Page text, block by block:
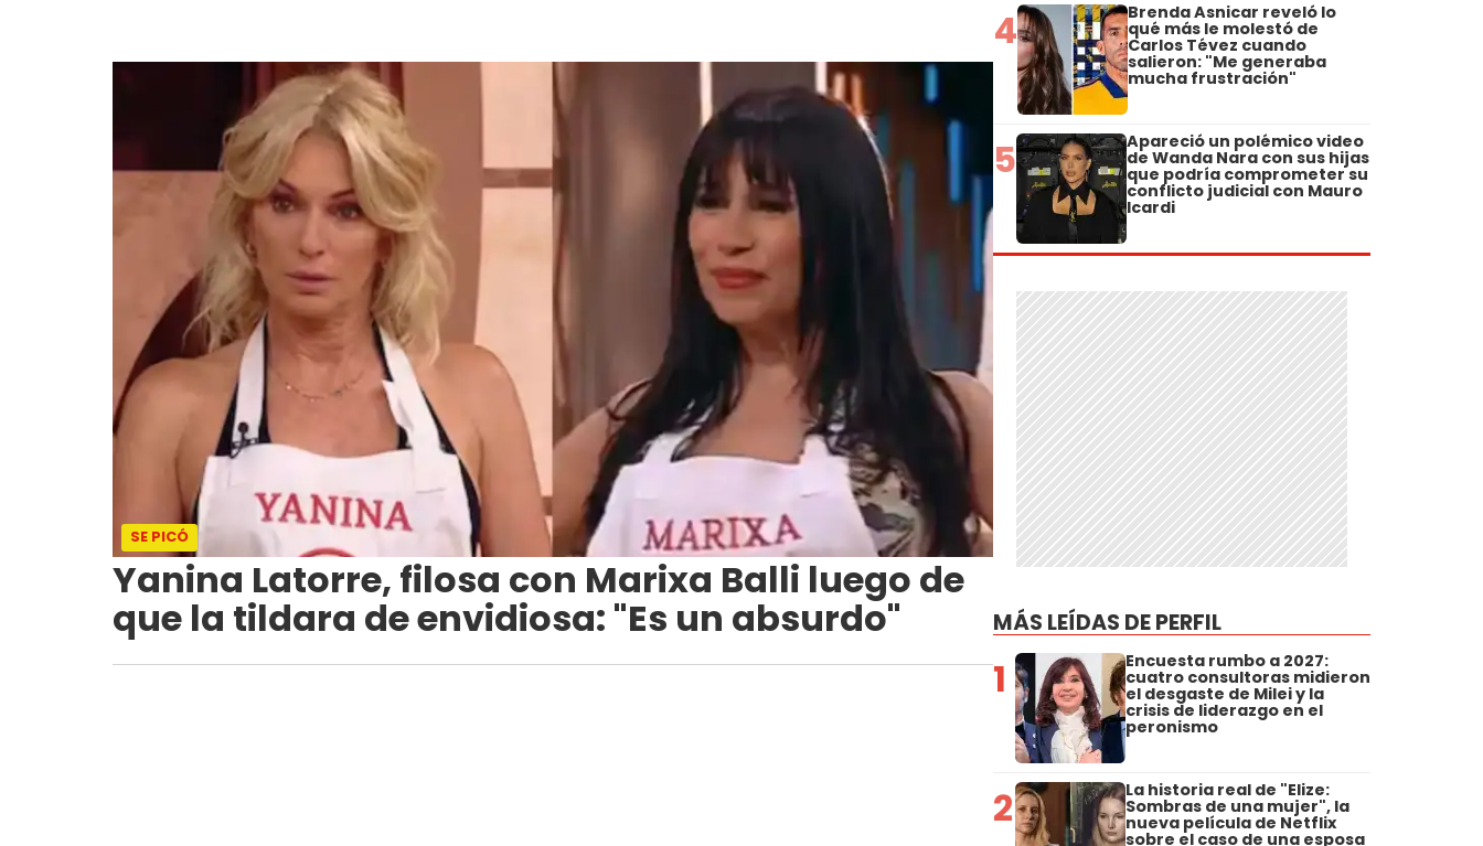
SE PICÓ
Yanina Latorre, filosa con Marixa Balli luego de
que la tildara de envidiosa: "Es un absurdo"
4 Brenda Asnicar reveló lo
qué más le molestó de
Carlos Tévez cuando
salieron: "Me generaba
mucha frustración"
5 Apareció un polémico video
de Wanda Nara con sus hijas
que podría comprometer su
conflicto judicial con Mauro
Icardi
MÁS LEÍDAS DE PERFIL
1 Encuesta rumbo a 2027:
cuatro consultoras midieron
el desgaste de Milei y la
crisis de liderazgo en el
peronismo
2 La historia real de "Elize:
Sombras de una mujer", la
nueva película de Netflix
sobre el caso de una esposa